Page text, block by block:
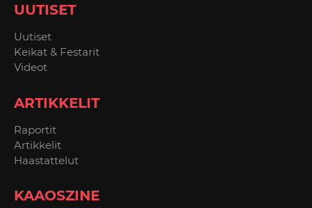
UUTISET
Uutiset
Keikat & Festarit
Videot
ARTIKKELIT
Raportit
Artikkelit
Haastattelut
KAAOSZINE